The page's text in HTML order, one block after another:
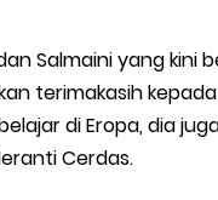
Salmaini yang kini
terimakasih
di Eropa, dia
Cerdas.